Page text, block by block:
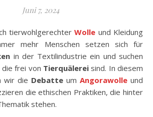
Juni 7, 2024
tierwohlgerechterWolle und Kleidung
mehr Menschen setzen sich für
in der Textilindustrie ein und suchen
die frei von Tierquälereisind. In diesem
wir die Debatte um Angorawolle und
die ethischen Praktiken, die hinter
stehen.